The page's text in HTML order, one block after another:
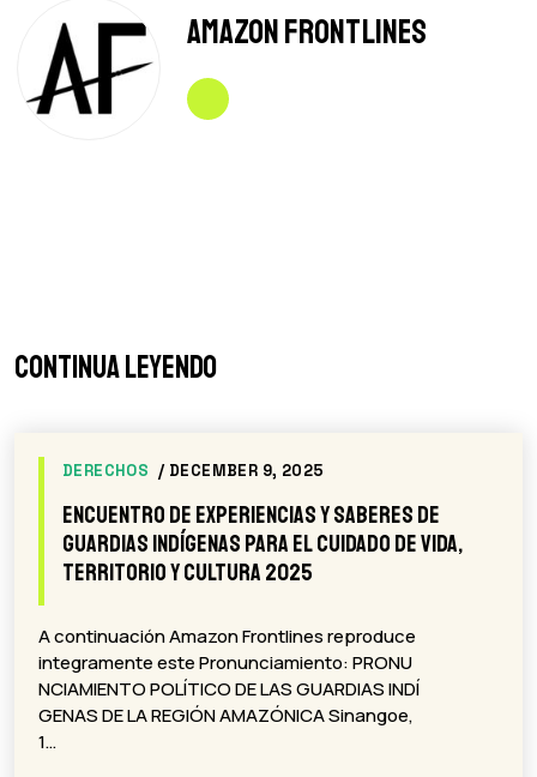
Amazon Frontlines
Continua leyendo
DERECHOS / DECEMBER 9, 2025
Encuentro de Experiencias y Saberes de
Guardias Indígenas para el cuidado de Vida,
Territorio y Cultura 2025
A continuación Amazon Frontlines reproduce
integramente este Pronunciamiento: PRONU
NCIAMIENTO POLÍTICO DE LAS GUARDIAS INDÍ
GENAS DE LA REGIÓN AMAZÓNICA Sinangoe,
1…